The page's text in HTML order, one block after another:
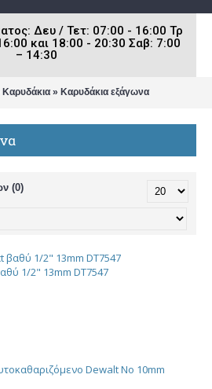
Δευ / Τετ: 07:00 - 16:00 Τρ
και 18:00 - 20:30 Σαβ: 7:00
– 14:30
Καρυδάκια » Καρυδάκια εξάγωνα
(0)
1/2" 13mm DT7547